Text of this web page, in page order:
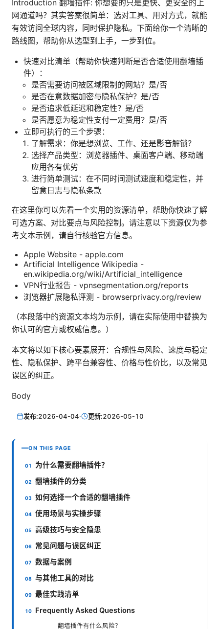
Introduction 翻墙插件: 你想要的只是更快、更安全的上
网通道吗？其实答案很简单：选对工具、用对方式，就能
有效访问全球内容，同时保护隐私。下面给你一个清晰的
路线图，帮助你从选型到上手，一步到位。
快速对比清单（帮助你快速判断是否合适使用翻墙插
件）：
是否需要访问被区域限制的网站？是/否
是否在意数据加密与隐私保护？是/否
是否追求低延迟和稳定性？是/否
是否愿意为稳定性支付一定费用？是/否
立即可执行的三个步骤：
了解需求：你是想浏览、工作、还是影音解锁？
选择产品类型：浏览器插件、桌面客户端、移动端
应用各有优劣
进行简单测试：在不同时间测试速度和稳定性，并
留意日志与隐私条款
在这里你可以先看一个实用的资源清单，帮助你快速了解
可选方案、对比要点与风险控制。请注意以下资源仅为参
考文本示例，请自行核验官方信息。
Apple Website - apple.com
Artificial Intelligence Wikipedia -
en.wikipedia.org/wiki/Artificial_intelligence
VPN行业报告 - vpnsegmentation.org/reports
浏览器扩展隐私评测 - browserprivacy.org/review
（本段落中的资源文本均为示例，请在实际使用中替换为
你认可的官方或权威信息。）
本文将以如下核心要素展开：合规性与风险、速度与稳定
性、隐私保护、跨平台兼容性、价格与性价比，以及常见
误区的纠正。
Body
发布:2026-04-04· 更新:2026-05-10
ON THIS PAGE
为什么需要翻墙插件？
翻墙插件的分类
如何选择一个合适的翻墙插件
使用场景与实操步骤
高级技巧与安全隐患
常见问题与误区纠正
数据与案例
与其他工具的对比
最佳实践清单
Frequently Asked Questions
翻墙插件有什么风险？